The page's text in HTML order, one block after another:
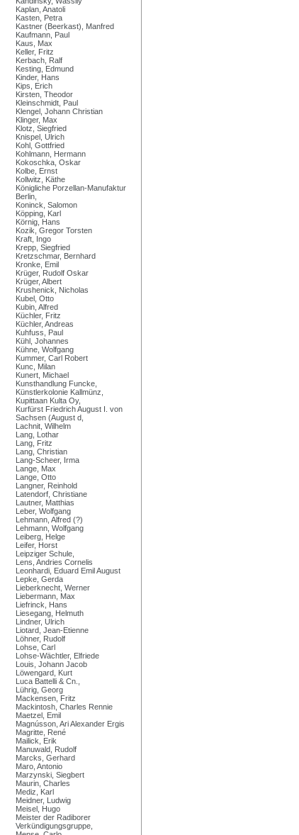
Kaplan, Anatoli
Kasten, Petra
Kastner (Beerkast), Manfred
Kaufmann, Paul
Kaus, Max
Keller, Fritz
Kerbach, Ralf
Kesting, Edmund
Kinder, Hans
Kips, Erich
Kirsten, Theodor
Kleinschmidt, Paul
Klengel, Johann Christian
Klinger, Max
Klotz, Siegfried
Knispel, Ulrich
Kohl, Gottfried
Kohlmann, Hermann
Kokoschka, Oskar
Kolbe, Ernst
Kollwitz, Käthe
Königliche Porzellan-Manufaktur
Berlin,
Koninck, Salomon
Köpping, Karl
Körnig, Hans
Kozik, Gregor Torsten
Kraft, Ingo
Krepp, Siegfried
Kretzschmar, Bernhard
Kronke, Emil
Krüger, Rudolf Oskar
Krüger, Albert
Krushenick, Nicholas
Kubel, Otto
Kubin, Alfred
Küchler, Fritz
Küchler, Andreas
Kuhfuss, Paul
Kühl, Johannes
Kühne, Wolfgang
Kummer, Carl Robert
Kunc, Milan
Kunert, Michael
Kunsthandlung Funcke,
Künstlerkolonie Kallmünz,
Kupittaan Kulta Oy,
Kurfürst Friedrich August I. von
Sachsen (August d,
Lachnit, Wilhelm
Lang, Lothar
Lang, Fritz
Lang, Christian
Lang-Scheer, Irma
Lange, Max
Lange, Otto
Langner, Reinhold
Latendorf, Christiane
Lautner, Matthias
Leber, Wolfgang
Lehmann, Alfred (?)
Lehmann, Wolfgang
Leiberg, Helge
Leifer, Horst
Leipziger Schule,
Lens, Andries Cornelis
Leonhardi, Eduard Emil August
Lepke, Gerda
Lieberknecht, Werner
Liebermann, Max
Liefrinck, Hans
Liesegang, Helmuth
Lindner, Ulrich
Liotard, Jean-Etienne
Löhner, Rudolf
Lohse, Carl
Lohse-Wächtler, Elfriede
Louis, Johann Jacob
Löwengard, Kurt
Luca Battelli & Cn.,
Lührig, Georg
Mackensen, Fritz
Mackintosh, Charles Rennie
Maetzel, Emil
Magnússon, Ari Alexander Ergis
Magritte, René
Mailick, Erik
Manuwald, Rudolf
Marcks, Gerhard
Maro, Antonio
Marzynski, Siegbert
Maurin, Charles
Mediz, Karl
Meidner, Ludwig
Meisel, Hugo
Meister der Radiborer
Verkündigungsgruppe,